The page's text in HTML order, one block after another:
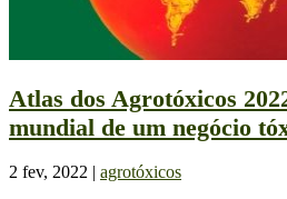
Atlas dos Agrotóxicos
mundial de um negócio
2 fev, 2022 | agrotóxicos